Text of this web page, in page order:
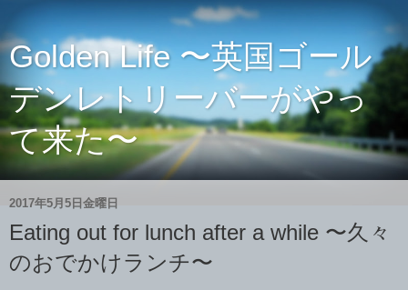
Golden Life 〜英国ゴール
デンレトリーバーがやっ
て来た〜
2017年5月5日金曜日
Eating out for lunch after a while 〜久々
のおでかけランチ〜